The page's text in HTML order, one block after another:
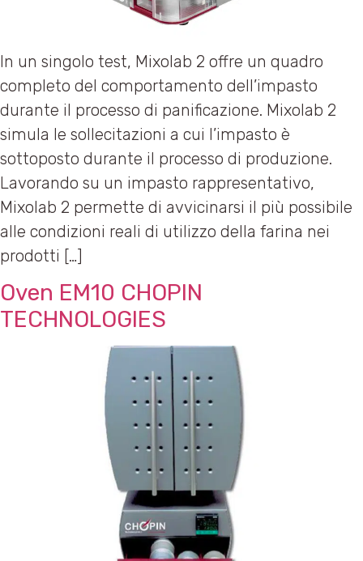
In un singolo test, Mixolab 2 offre un quadro
completo del comportamento dell’impasto
durante il processo di panificazione. Mixolab 2
simula le sollecitazioni a cui l’impasto è
sottoposto durante il processo di produzione.
Lavorando su un impasto rappresentativo,
Mixolab 2 permette di avvicinarsi il più possibile
alle condizioni reali di utilizzo della farina nei
prodotti […]
Oven EM10 CHOPIN
TECHNOLOGIES